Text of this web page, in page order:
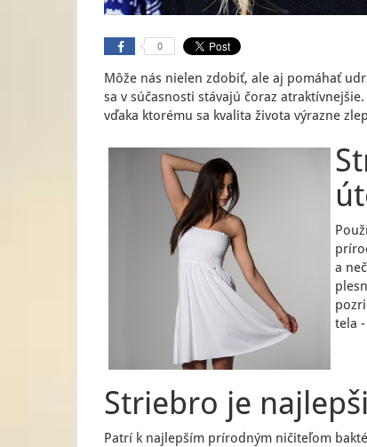
0
Môže nás nielen zdobiť, ale aj pomáhať
sa v súčasnosti stávajú čoraz
vďaka ktorému sa kvalita života výrazne
a
tela
Striebro je
Patrí k najlepším prírodným ničiteľom